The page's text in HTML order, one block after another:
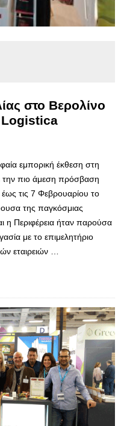
στο Βερολίνο
Logistica
εμπορική έκθεση στη
την πιο άμεση πρόσβαση
τις 7 Φεβρουαρίου το
της παγκόσμιας
η Περιφέρεια ήταν παρούσα
με το επιμελητήριο
εταιρειών …